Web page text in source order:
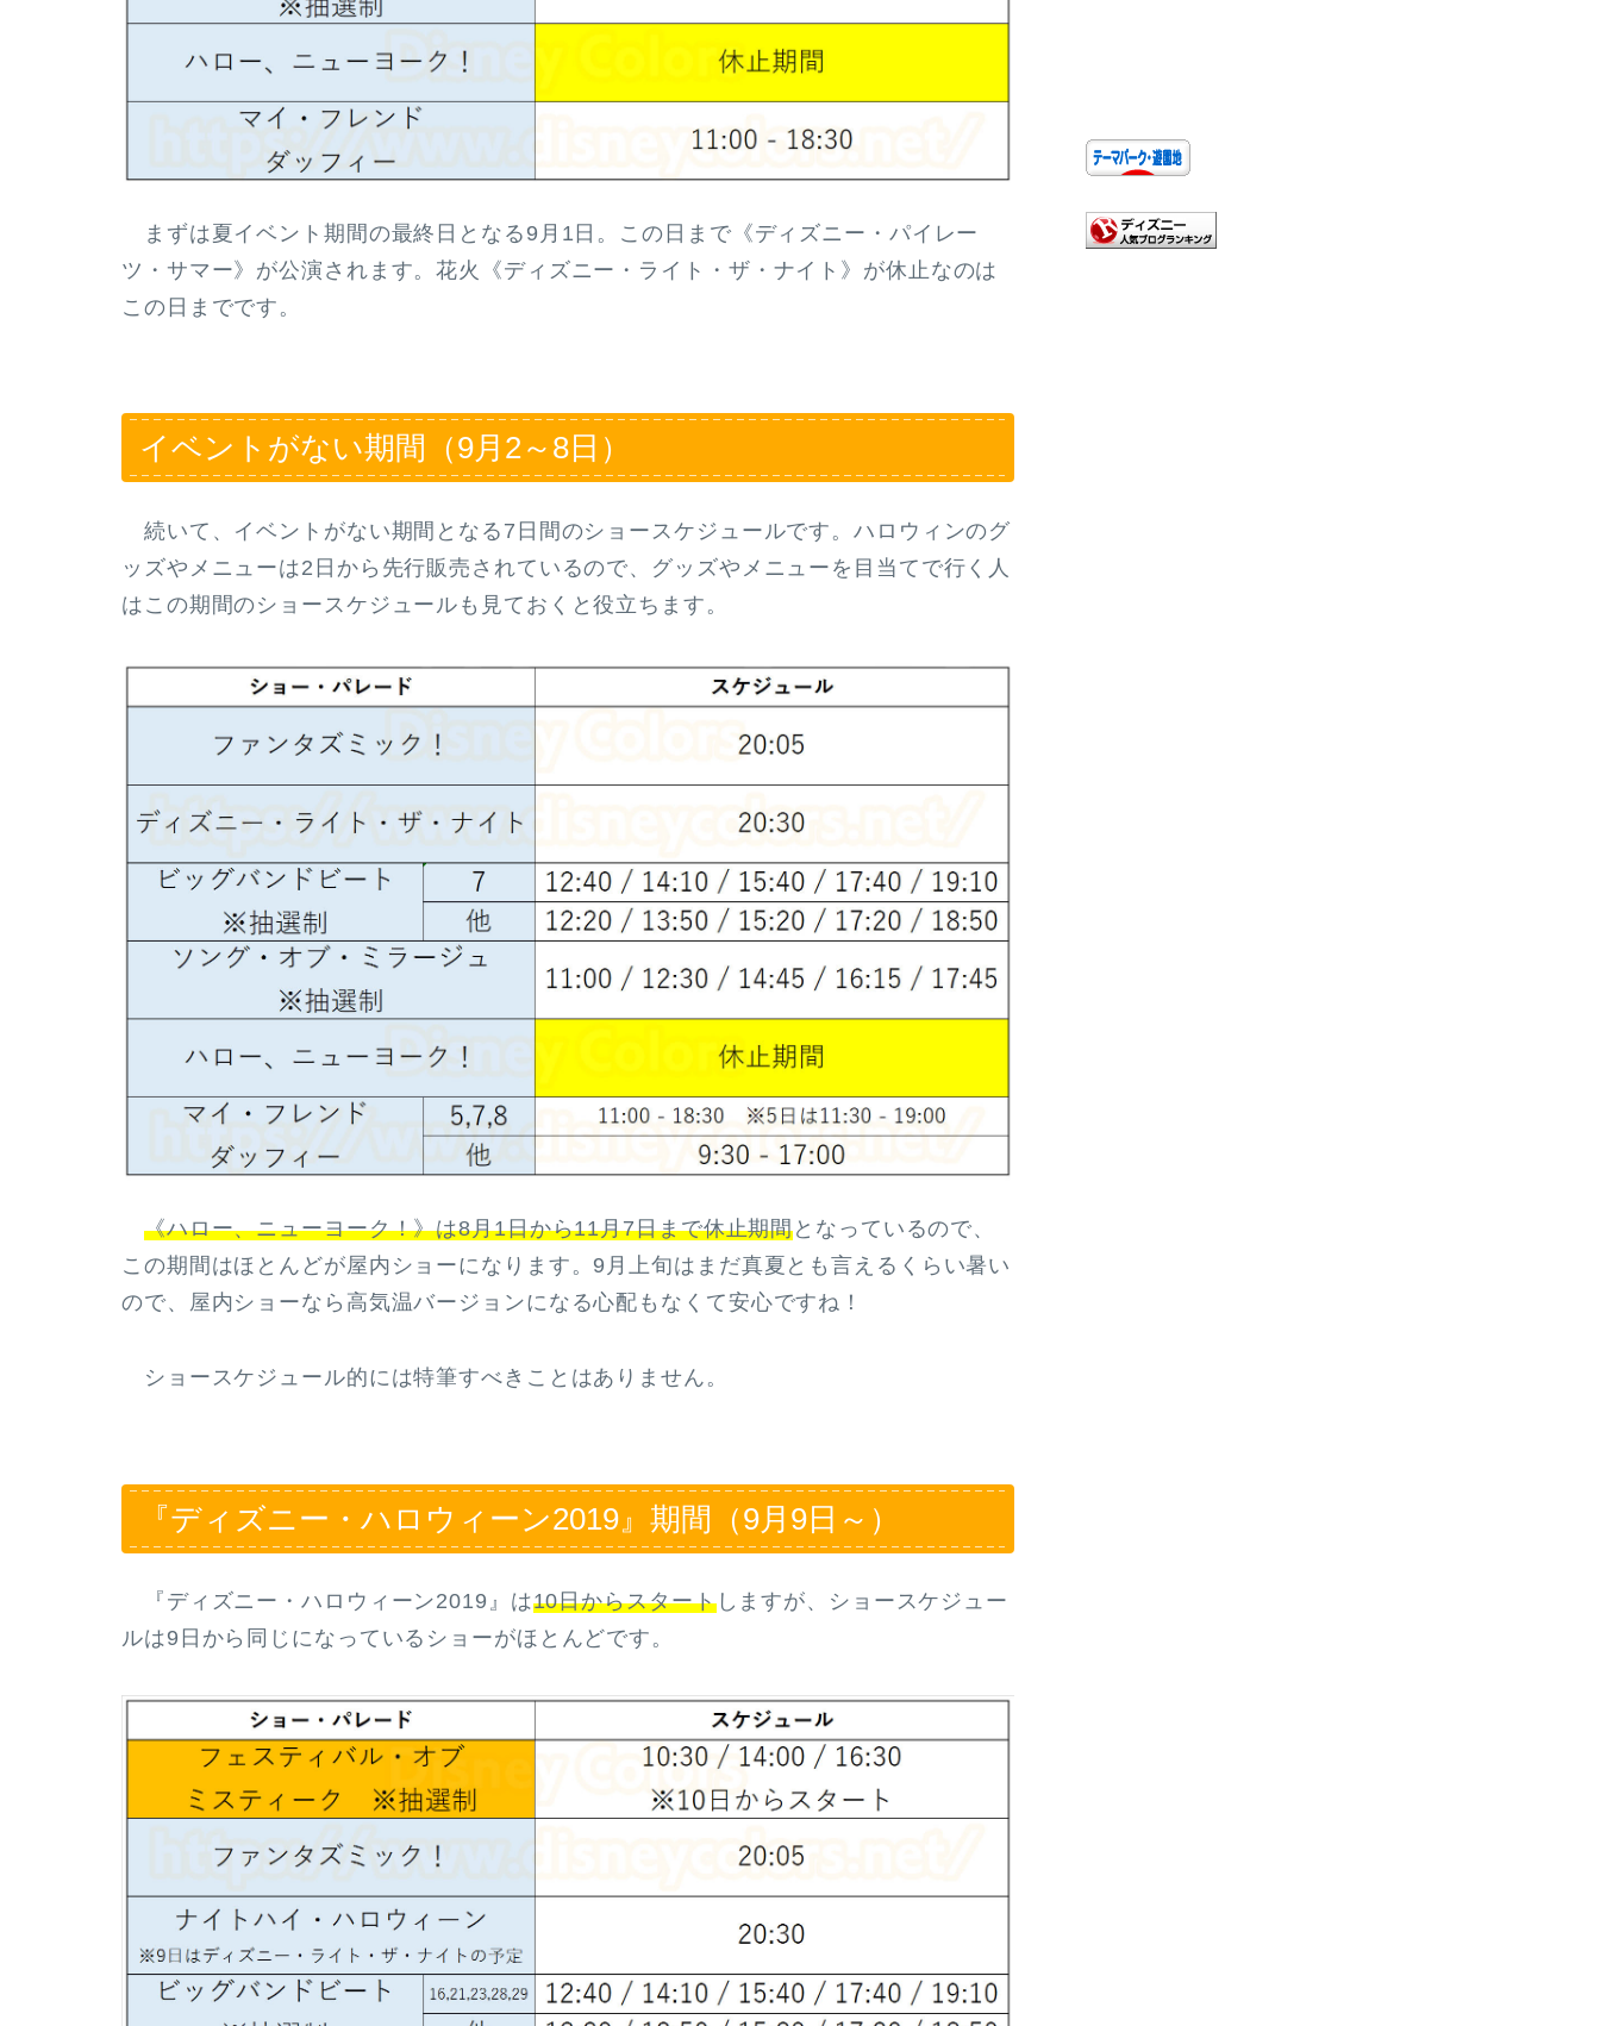
まずは夏イベント期間の最終日となる9月1日。この日まで《ディズニー・パイレー
ツ・サマー》が公演されます。花火《ディズニー・ライト・ザ・ナイト》が休止なのは
この日までです。
イベントがない期間（9月2～8日）
続いて、イベントがない期間となる7日間のショースケジュールです。ハロウィンのグ
ッズやメニューは2日から先行販売されているので、グッズやメニューを目当てで行く人
はこの期間のショースケジュールも見ておくと役立ちます。
《ハロー、ニューヨーク！》は8月1日から11月7日まで休止期間となっているので、
この期間はほとんどが屋内ショーになります。9月上旬はまだ真夏とも言えるくらい暑い
ので、屋内ショーなら高気温バージョンになる心配もなくて安心ですね！
ショースケジュール的には特筆すべきことはありません。
『ディズニー・ハロウィーン2019』期間（9月9日～）
『ディズニー・ハロウィーン2019』は10日からスタートしますが、ショースケジュー
ルは9日から同じになっているショーがほとんどです。